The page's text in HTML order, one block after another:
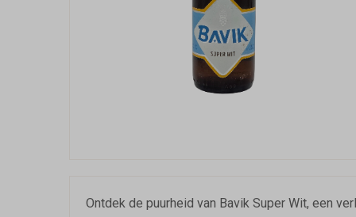
Ontdek de puurheid van Bavik Super Wit, een